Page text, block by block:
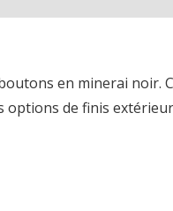
en minerai noir.
options de finis